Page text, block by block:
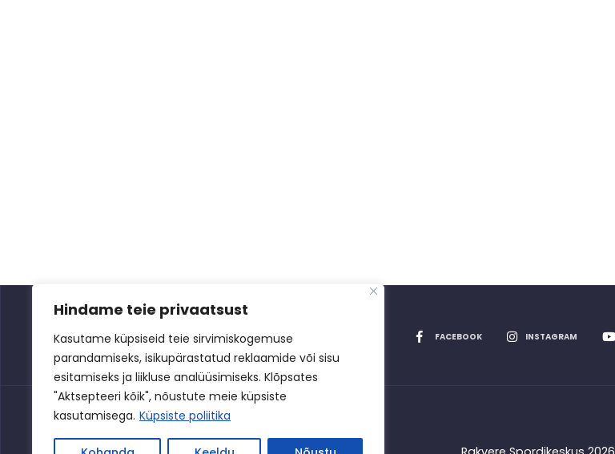
Hindame teie privaatsust
Kasutame küpsiseid teie sirvimiskogemuse
parandamiseks, isikupärastatud reklaamide või sisu
esitamiseks ja liikluse analüüsimiseks. Klõpsates
"Aktsepteeri kõik", nõustute meie küpsiste
kasutamisega. Küpsiste poliitika
FACEBOOK INSTAGRAM
Privaatsuspoliitika